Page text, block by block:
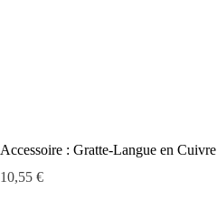
Accessoire : Gratte-Langue en Cuivre
Prix
10,55 €